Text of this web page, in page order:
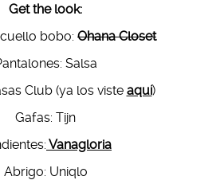
Get the look:
bobo: Ohana Closet
Salsa
Club (ya los viste aquí)
Gafas: Tijn
Vanagloria
Abrigo: Uniqlo